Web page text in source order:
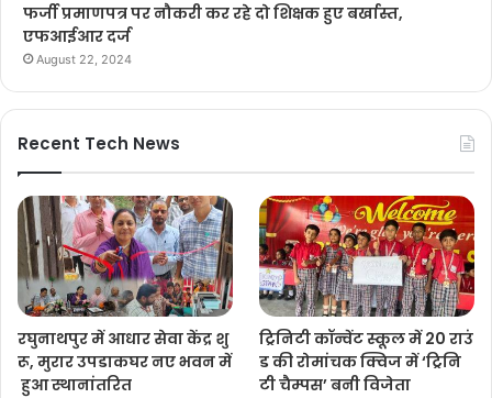
फर्जी प्रमाणपत्र पर नौकरी कर रहे दो शिक्षक हुए बर्खास्त,
एफआईआर दर्ज
August 22, 2024
Recent Tech News
रघुनाथपुर में आधार सेवा केंद्र शु
रू, मुरार उपडाकघर नए भवन में
हुआ स्थानांतरित
ट्रिनिटी कॉन्वेंट स्कूल में 20 राउं
ड की रोमांचक क्विज में ‘ट्रिनि
टी चैम्पस’ बनी विजेता